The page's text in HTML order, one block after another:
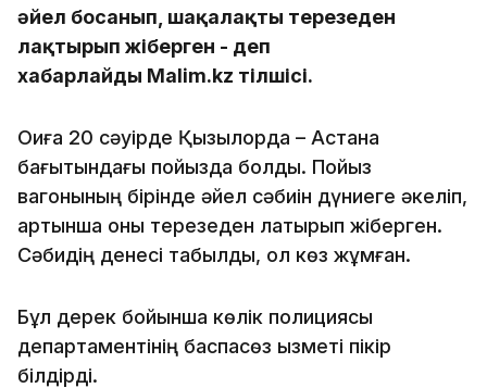
әйел босанып, шақалақты терезеден
лақтырып жіберген - деп
хабарлайды Malim.kz тілшісі.
Оқиға 20 сәуірде Қызылорда – Астана
бағытындағы пойызда болды. Пойыз
вагонының бірінде әйел сәбиін дүниеге әкеліп,
артынша оны терезеден лақтырып жіберген.
Сәбидің денесі табылды, ол көз жұмған.
Бұл дерек бойынша көлік полициясы
департаментінің баспасөз қызметі пікір
білдірді.